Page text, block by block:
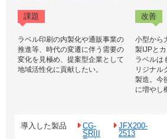
課題 改善
ラベル印刷の内製化や通販事業の
推進等、時代の変遷に伴う需要の
変化を見極め、提案型企業として
地域活性化に貢献したい。
小型から
製IJPと
ラベルは
リジナル
製造。今
に増やし
導入した製品
CG-
SRIII
JFX200-
2513